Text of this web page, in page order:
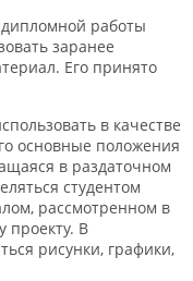
работы
заранее
Его принято
в качестве
основные положения
в раздаточном
студентом
рассмотренном в
проекту. В
рисунки, графики,